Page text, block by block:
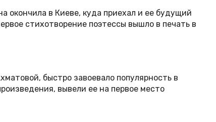
окончила в Киеве, куда приехал и ее будущий
стихотворение поэтессы вышло в печать в
быстро завоевало популярность в
вывели ее на первое место